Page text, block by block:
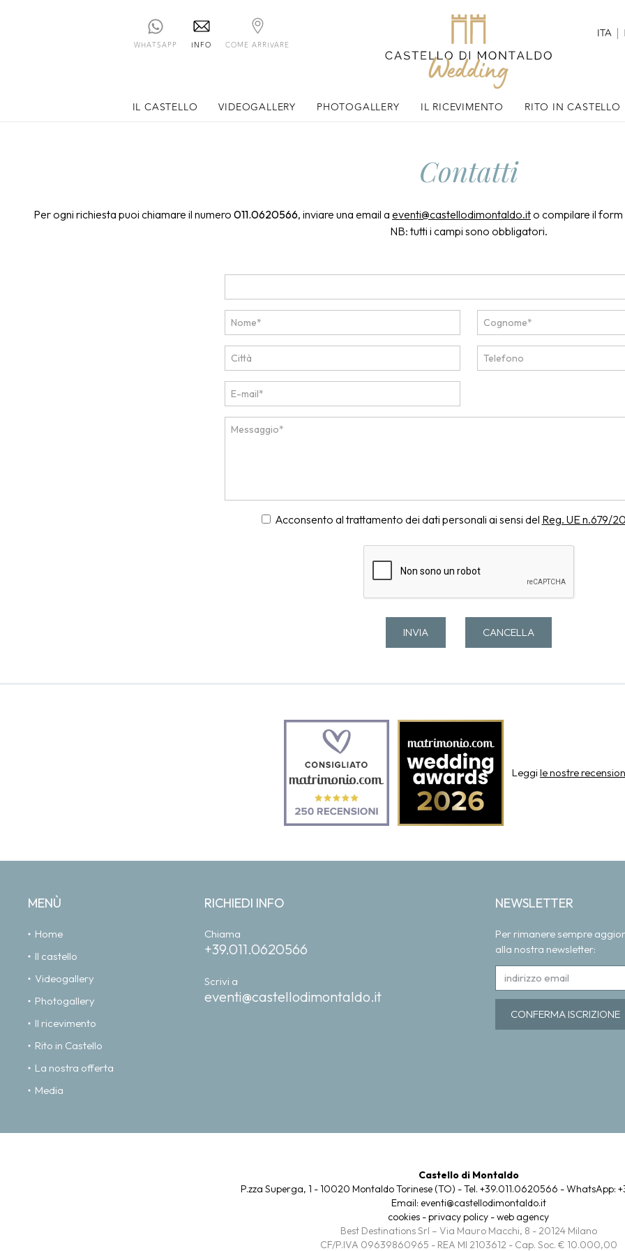
WHATSAPP INFO COME ARRIVARE
IL CASTELLO VIDEOGALLERY PHOTOGALLERY IL RICEVIMENTO RITO IN CASTELLO
ITA
Contatti
Per ogni richiesta puoi chiamare il numero 011.0620566, inviare una email a eventi@castellodimontaldo.ito compilare il form
NB: tutti i campi sono obbligatori.
Acconsento al trattamento dei dati personali ai sensi del Reg. UE n.679/
Leggile nostre
MENÙ
Home
Il castello
Videogallery
Photogallery
Il ricevimento
Rito in Castello
La nostra offerta
Media
RICHIEDI INFO
Chiama
+39.011.0620566
Scrivi a
eventi@castellodimontaldo.it
NEWSLETTER
Per rimanere sempre
alla nostra newsletter:
Castello di Montaldo
P.zza Superga, 1 - 10020 Montaldo Torinese (TO) - Tel.+39.011.0620566 - WhatsApp:
Email: eventi@castellodimontaldo.it
cookies -privacy policy -web agency
Best Destinations Srl – Via Mauro Macchi, 8 - 20124 Milano
CF/P.IVA 09639860965 - REA MI 2103612 - Cap. Soc. € 10.000,00